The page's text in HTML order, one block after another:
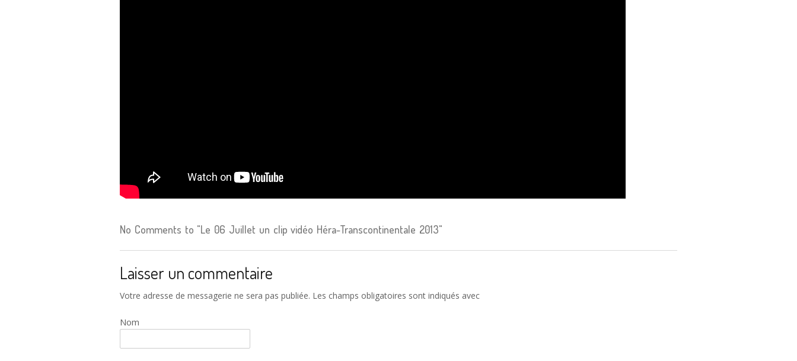
No Comments to "Le 06 Juillet un clip vidéo Héra-Transcontinentale 2013"
Laisser un commentaire
Votre adresse de messagerie ne sera pas publiée. Les champs obligatoires sont indiqués avec
Nom